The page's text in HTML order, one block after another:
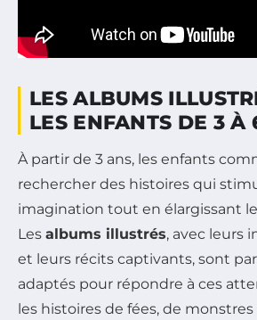
LES ALBUMS
LES ENFANTS DE 3 À
À partir de 3 ans, les enfants
rechercher des histoires qui
imagination tout en élargissant
Les albums illustrés, avec leurs
et leurs récits captivants, sont
adaptés pour répondre à ces
les histoires de fées, de monstres